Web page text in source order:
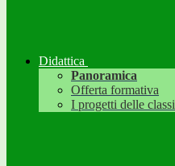
Didattica
Panoramica
Offerta formativa
I progetti delle classi